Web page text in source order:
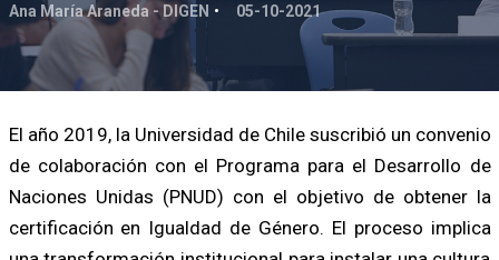
Ana María Araneda - DIGEN 05-10-2021
El año 2019, la Universidad de Chile suscribió un convenio
de colaboración con el Programa para el Desarrollo de
Naciones Unidas (PNUD) con el objetivo de obtener la
certificación en Igualdad de Género. El proceso implica